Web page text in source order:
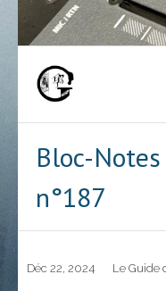
Skip
Bloc-
n°187
Déc 22, 2024 Le Guide